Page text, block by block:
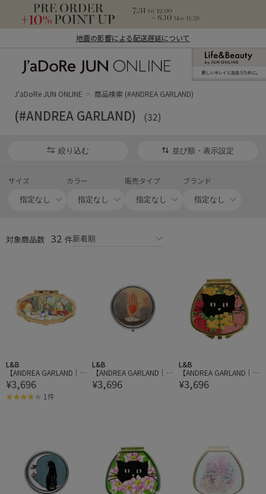
地震の影響による配送遅延について
ン オンライン）
新しいキレイと出合うために。
J'aDoRe JUN ONLINE 商品検索 (#ANDREA GARLAND)
(#ANDREA GARLAND) (32)
絞り込む 並び順・表示設定
サイズ カラー 販売タイプ ブランド
対象商品数 32 件
L&B
【ANDREA GARLAND｜
アンドレアガーランド】
アロマリップ&ネイルバ
ーム ALICE:Mad Hatter's
¥3,696
1件
L&B
【ANDREA GARLAND｜
アンドレアガーランド】
アロマリップ&ネイルバ
¥3,696
L&B
【ANDREA GARLAND｜
アンドレアガーランド】
アロマリップ&ネイルバ
¥3,696